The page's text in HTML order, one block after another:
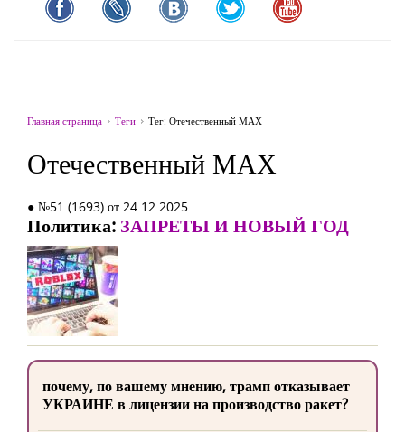
Главная страница Теги Тег: Отечественный МАХ
Отечественный МАХ
● №51 (1693) от 24.12.2025
Политика: ЗАПРЕТЫ И НОВЫЙ ГОД
почему, по вашему мнению, трамп отказывает
УКРАИНЕ в лицензии на производство ракет?